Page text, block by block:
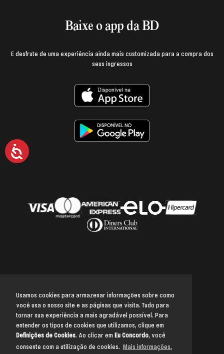
Usamos cookies para armazenar informações sobre como
você usa o nosso site e as páginas que visita. Tudo para
tornar sua experiência a mais agradável possível. Para
entender os tipos de cookies que utilizamos, clique em
Definições de Cookies. Ao clicar em Eu Concordo, você
consente com a utilização de cookies. Mais informações.
Acessibilidade
Baixe o app da BD
E desfrute de uma experiência ainda mais customizada para a compra dos
seus ingressos
Voltar para o topo